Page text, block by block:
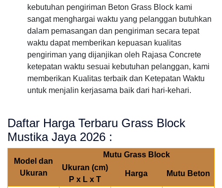
kebutuhan pengiriman Beton Grass Block kami
sangat menghargai waktu yang pelanggan butuhkan
dalam pemasangan dan pengiriman secara tepat
waktu dapat memberikan kepuasan kualitas
pengiriman yang dijanjikan oleh Rajasa Concrete
ketepatan waktu sesuai kebutuhan pelanggan, kami
memberikan Kualitas terbaik dan Ketepatan Waktu
untuk menjalin kerjasama baik dari hari-kehari.
Daftar Harga Terbaru Grass Block
Mustika Jaya 2026 :
Model dan
Ukuran
Mutu Grass Block
Ukuran (cm)
P x L x T
Harga Mutu Beton